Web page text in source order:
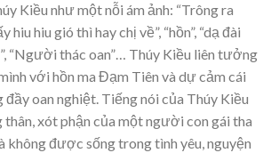
Kiều như một nỗi ám ảnh: “Trông ra
hiu hiu gió thì hay chị về”, “hồn”, “dạ đài
“Người thác oan”… Thúy Kiều liên tưởng
với hồn ma Đạm Tiên và dự cảm cái
đầy oan nghiệt. Tiếng nói của Thúy Kiều
xót phận của một người con gái tha
không được sống trong tình yêu, nguyện